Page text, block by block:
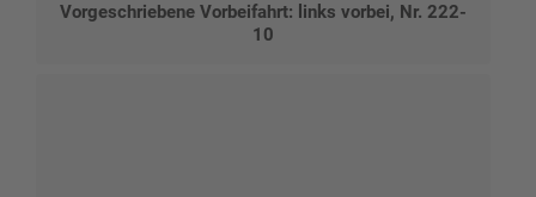
Vorgeschriebene Vorbeifahrt: links vorbei, Nr. 222-
10